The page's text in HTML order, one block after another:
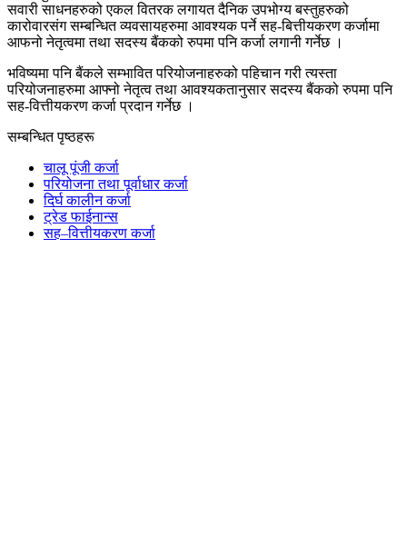
सवारी साधनहरुको एकल वितरक लगायत दैनिक उपभोग्य बस्तुहरुको
कारोवारसंग सम्बन्धित व्यवसायहरुमा आवश्यक पर्ने सह-बित्तीयकरण कर्जामा
आफनो नेतृत्वमा तथा सदस्य बैंकको रुपमा पनि कर्जा लगानी गर्नेछ ।
भविष्यमा पनि बैंकले सम्भावित परियोजनाहरुको पहिचान गरी त्यस्ता
परियोजनाहरुमा आफ्नो नेतृत्व तथा आवश्यकतानुसार सदस्य बैंकको रुपमा पनि
सह-वित्तीयकरण कर्जा प्रदान गर्नेछ ।
सम्बन्धित पृष्ठहरू
चालू पूंजी कर्जा
परियोजना तथा पूर्वाधार कर्जा
दिर्घ कालीन कर्जा
ट्रेड फाईनान्स
सह–वित्तीयकरण कर्जा